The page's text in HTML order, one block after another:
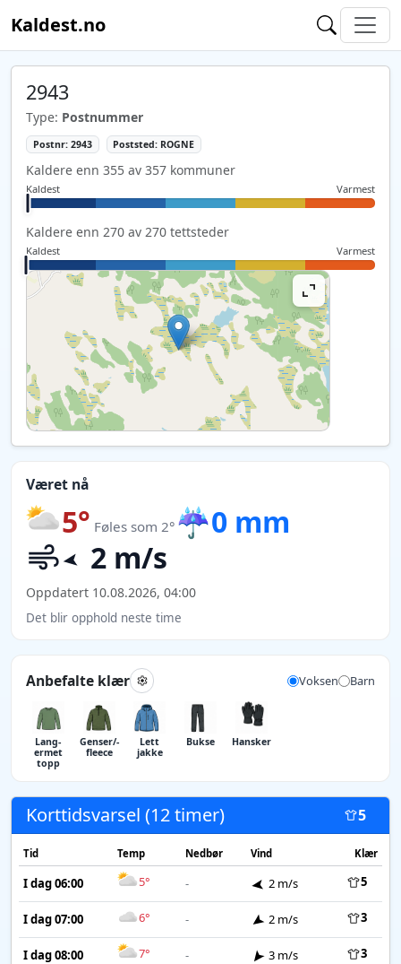
Kaldest.no
2943
Type: Postnummer
Postnr: 2943 Poststed: ROGNE
Kaldere enn 355 av 357 kommuner
Kaldest Varmest
Kaldere enn 270 av 270 tettsteder
Kaldest Varmest
Været nå
5° Føles som 2° ☔0 mm
2 m/s
Oppdatert 10.08.2026, 04:00
Det blir opphold neste time
Anbefalte klær Voksen Barn
Lang­
ermet
topp
Genser/­
fleece
Lett
jakke
Bukse Hansker
Korttidsvarsel (12 timer) 5
Tid Temp Nedbør Vind Klær
I dag 06:00 5° - 2 m/s 5
I dag 07:00 6° - 2 m/s 3
I dag 08:00 7° - 3 m/s 3